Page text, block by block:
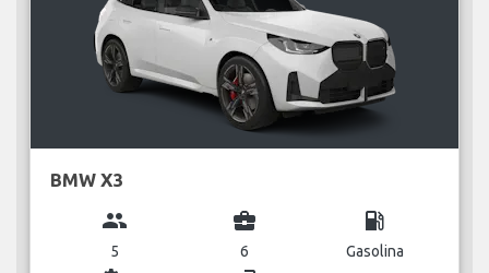
BMW X3
group
5
business_center
6
local_gas_station
Gasolina